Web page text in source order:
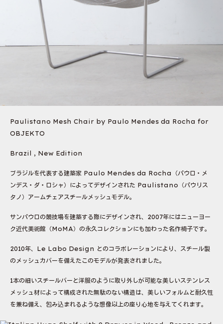
Paulistano Mesh Chair by Paulo Mendes da Rocha for
OBJEKTO
Brazil , New Edition
ブラジルを代表する建築家 Paulo Mendes da Rocha（パウロ・メ
ンデス・ダ・ロシャ）によってデザインされた Paulistano（パウリス
タノ）アームチェアスチールメッシュモデル。
サンパウロの競技場を建築する際にデザインされ、2007年にはニューヨー
ク近代美術館（MoMA）の永久コレクションにも加わった名作椅子です。
2010年、Le Labo Design とのコラボレーションにより、スチール製
のメッシュカバーを備えたこのモデルが発表されました。
1本の細いスチールバーと洋服のように取り外しが可能な美しいステンレス
メッシュ材によって構成された無駄のない構造は、美しいフォルムと耐久性
を兼ね備え、包み込まれるような想像以上の座り心地を与えてくれます。